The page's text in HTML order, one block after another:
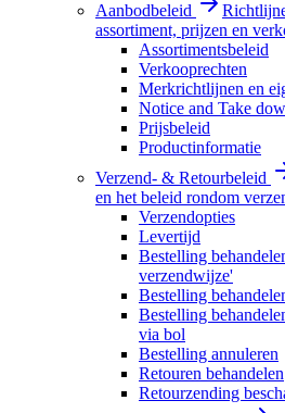
Aanbodbeleid
assortiment, prijzen en
Assortimentsbeleid
Verkooprechten
Merkrichtlijnen en
Notice and Take
Prijsbeleid
Productinformatie
Verzend- & Retourbeleid
en het beleid rondom
Verzendopties
Levertijd
Bestelling
verzendwijze'
Bestelling
Bestelling
via bol
Bestelling annuleren
Retouren behandelen
Retourzending